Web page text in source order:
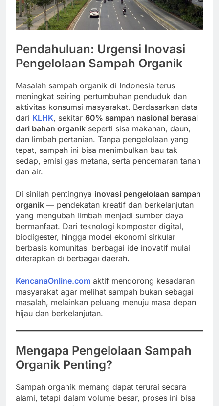
Pendahuluan: Urgensi Inovasi
Pengelolaan Sampah Organik
Masalah sampah organik di Indonesia terus
meningkat seiring pertumbuhan penduduk dan
aktivitas konsumsi masyarakat. Berdasarkan data
dari KLHK, sekitar 60% sampah nasional berasal
dari bahan organik seperti sisa makanan, daun,
dan limbah pertanian. Tanpa pengelolaan yang
tepat, sampah ini bisa menimbulkan bau tak
sedap, emisi gas metana, serta pencemaran tanah
dan air.
Di sinilah pentingnya inovasi pengelolaan sampah
organik — pendekatan kreatif dan berkelanjutan
yang mengubah limbah menjadi sumber daya
bermanfaat. Dari teknologi komposter digital,
biodigester, hingga model ekonomi sirkular
berbasis komunitas, berbagai ide inovatif mulai
diterapkan di berbagai daerah.
KencanaOnline.com aktif mendorong kesadaran
masyarakat agar melihat sampah bukan sebagai
masalah, melainkan peluang menuju masa depan
hijau dan berkelanjutan.
Mengapa Pengelolaan Sampah
Organik Penting?
Sampah organik memang dapat terurai secara
alami, tetapi dalam volume besar, proses ini bisa